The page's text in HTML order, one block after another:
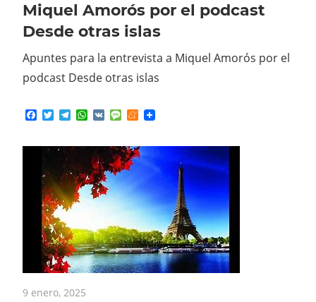
Miquel Amorós por el podcast
Desde otras islas
Apuntes para la entrevista a Miquel Amorós por el
podcast Desde otras islas
Facebook
TwitterTelegram
WhatsApp
VK MessageMeneame
9 enero, 2025